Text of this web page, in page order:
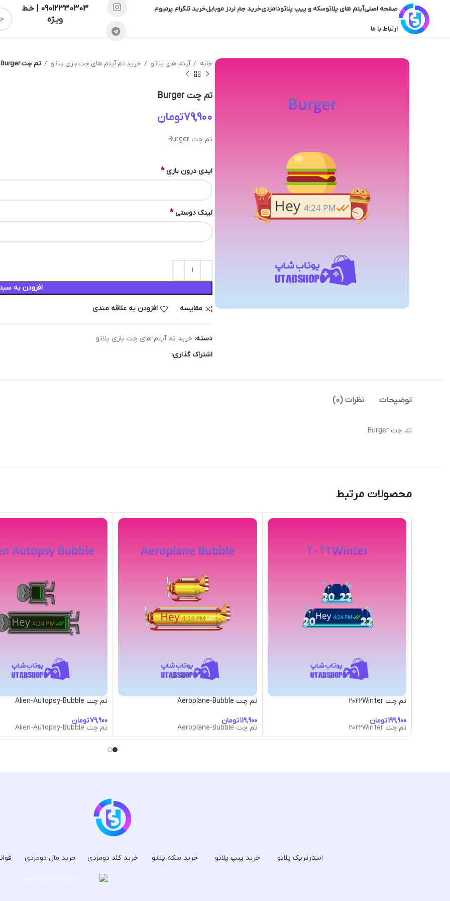
صفحه اصلیآیتم های پلاتوسکه و پیپ پلاتودامزدیخرید جم لردز موبایلخرید تلگرام پرمیوم
ارتباط با ما
09012330303 | خـط
ویـژه
خانه آیتم های پلاتو خرید تم آیتم های چت بازی پلاتو تم چت Burger
تم چت Burger
تومان
تم چت Burger
ایدی درون بازی *
لینک دوستی *
افزودن به
مقایسه افزودن به علاقه مندی
دسته: خرید تم آیتم های چت بازی پلاتو
اشتراک گذاری:
توضیحات نظرات (0)
تم چت Burger
محصولات مرتبط
تم چت 2022Winter
تومان
تم چت 2022Winter
تم چت Aeroplane-Bubble
تومان
تم چت Aeroplane-Bubble
تم چت Alien-Autopsy-Bubble
تومان
تم چت Alien-Autopsy-Bubble
استارترپک پلاتو خرید پیپ پلاتو خرید سکه پلاتو خرید گلد دومزدی خرید مال دومزدی